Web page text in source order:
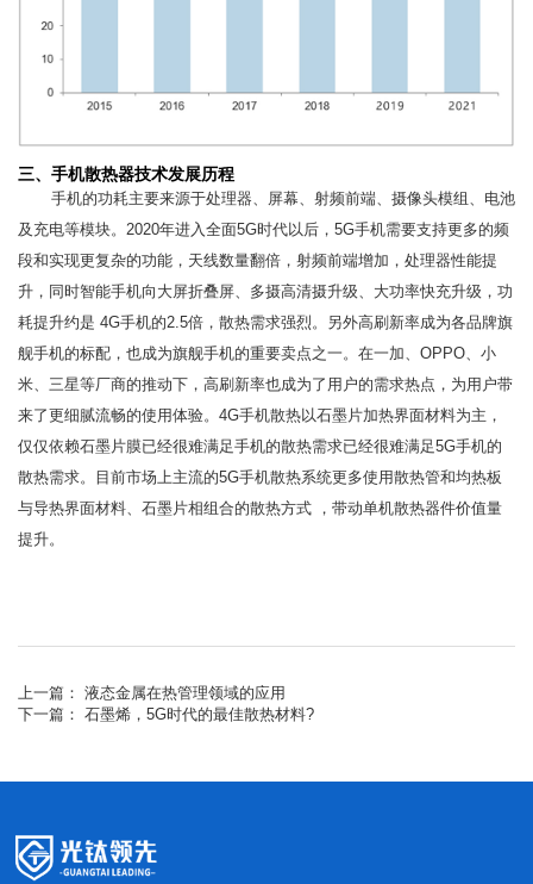
三、手机散热器技术发展历程
手机的功耗主要来源于处理器、屏幕、射频前端、摄像头模组、电池
及充电等模块。2020年进入全面5G时代以后，5G手机需要支持更多的频
段和实现更复杂的功能，天线数量翻倍，射频前端增加，处理器性能提
升，同时智能手机向大屏折叠屏、多摄高清摄升级、大功率快充升级，功
耗提升约是 4G手机的2.5倍，散热需求强烈。另外高刷新率成为各品牌旗
舰手机的标配，也成为旗舰手机的重要卖点之一。在一加、OPPO、小
米、三星等厂商的推动下，高刷新率也成为了用户的需求热点，为用户带
来了更细腻流畅的使用体验。4G手机散热以石墨片加热界面材料为主，
仅仅依赖石墨片膜已经很难满足手机的散热需求已经很难满足5G手机的
散热需求。目前市场上主流的5G手机散热系统更多使用散热管和均热板
与导热界面材料、石墨片相组合的散热方式 ，带动单机散热器件价值量
提升。
上一篇： 液态金属在热管理领域的应用
下一篇： 石墨烯，5G时代的最佳散热材料?